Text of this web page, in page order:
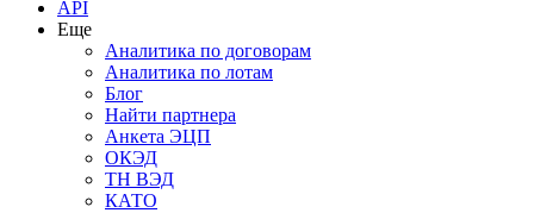
API
Еще
Аналитика по договорам
Аналитика по лотам
Блог
Найти партнера
Анкета ЭЦП
ОКЭД
ТН ВЭД
КАТО